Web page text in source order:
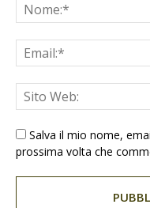
Salva il mio nome,
prossima volta che